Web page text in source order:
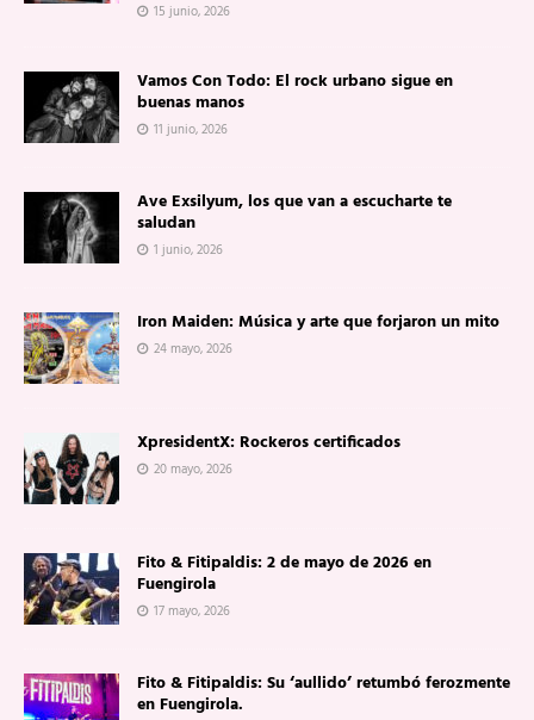
15 junio, 2026
Vamos Con Todo: El rock urbano sigue en
buenas manos
11 junio, 2026
Ave Exsilyum, los que van a escucharte te
saludan
1 junio, 2026
Iron Maiden: Música y arte que forjaron un mito
24 mayo, 2026
XpresidentX: Rockeros certificados
20 mayo, 2026
Fito & Fitipaldis: 2 de mayo de 2026 en
Fuengirola
17 mayo, 2026
Fito & Fitipaldis: Su ‘aullido’ retumbó ferozmente
en Fuengirola.